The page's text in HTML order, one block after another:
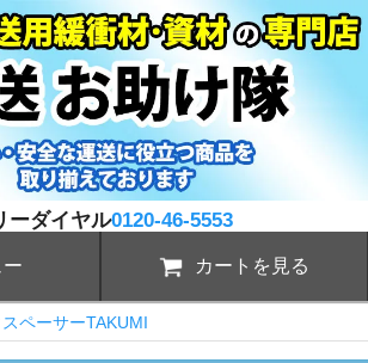
ーダイヤル0120-46-5553
ー カートを見る
スペーサーTAKUMI